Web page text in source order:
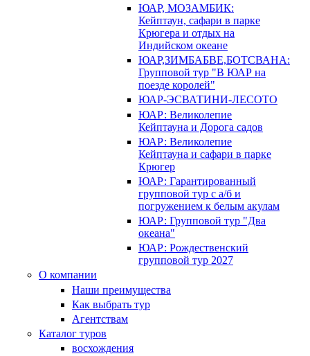
ЮАР, МОЗАМБИК:
Кейптаун, сафари в парке
Крюгера и отдых на
Индийском океане
ЮАР,ЗИМБАБВЕ,БОТСВАНА:
Групповой тур "В ЮАР на
поезде королей"
ЮАР-ЭСВАТИНИ-ЛЕСОТО
ЮАР: Великолепие
Кейптауна и Дорога садов
ЮАР: Великолепие
Кейптауна и сафари в парке
Крюгер
ЮАР: Гарантированный
групповой тур с а/б и
погружением к белым акулам
ЮАР: Групповой тур "Два
океана"
ЮАР: Рождественский
групповой тур 2027
О компании
Наши преимущества
Как выбрать тур
Агентствам
Каталог туров
восхождения